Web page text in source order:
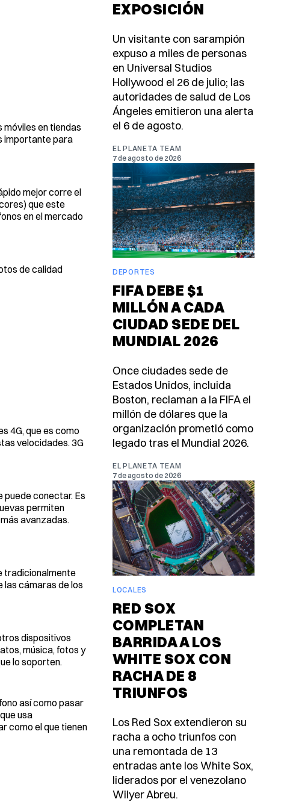
en tiendas
importante para
mejor corre el
que este
en el mercado
de calidad
4G, que es como
velocidades. 3G
conectar. Es
permiten
avanzadas.
tradicionalmente
las cámaras de los
dispositivos
música, fotos y
lo soporten.
así como pasar
usa
como el que tienen
EXPOSICIÓN
Un visitante con sarampión
expuso a miles de personas
en Universal Studios
Hollywood el 26 de julio; las
autoridades de salud de Los
Ángeles emitieron una alerta
el 6 de agosto.
EL PLANETA TEAM
7 de agosto de 2026
DEPORTES
FIFA DEBE $1
MILLÓN A CADA
CIUDAD SEDE DEL
MUNDIAL 2026
Once ciudades sede de
Estados Unidos, incluida
Boston, reclaman a la FIFA el
millón de dólares que la
organización prometió como
legado tras el Mundial 2026.
EL PLANETA TEAM
7 de agosto de 2026
LOCALES
RED SOX
COMPLETAN
BARRIDA A LOS
WHITE SOX CON
RACHA DE 8
TRIUNFOS
Los Red Sox extendieron su
racha a ocho triunfos con
una remontada de 13
entradas ante los White Sox,
liderados por el venezolano
Wilyer Abreu.